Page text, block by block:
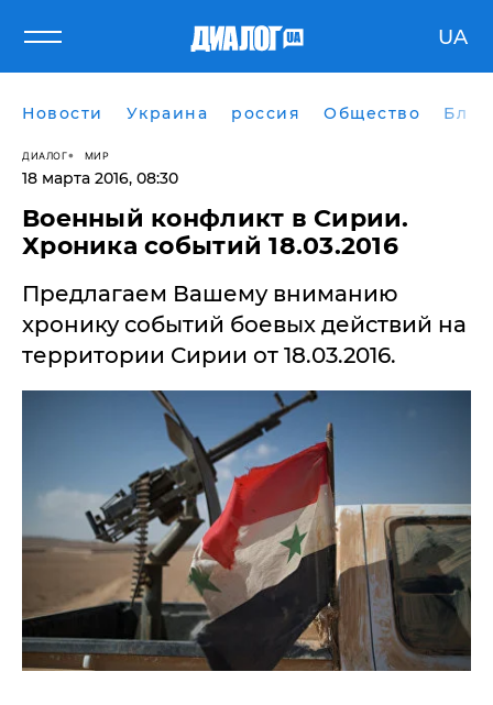
UA
Новости Украина россия Общество
ДИАЛОГ МИР
18 марта 2016, 08:30
Военный конфликт в Сирии.
Хроника событий 18.03.2016
Предлагаем Вашему вниманию
хронику событий боевых действий на
территории Сирии от 18.03.2016.